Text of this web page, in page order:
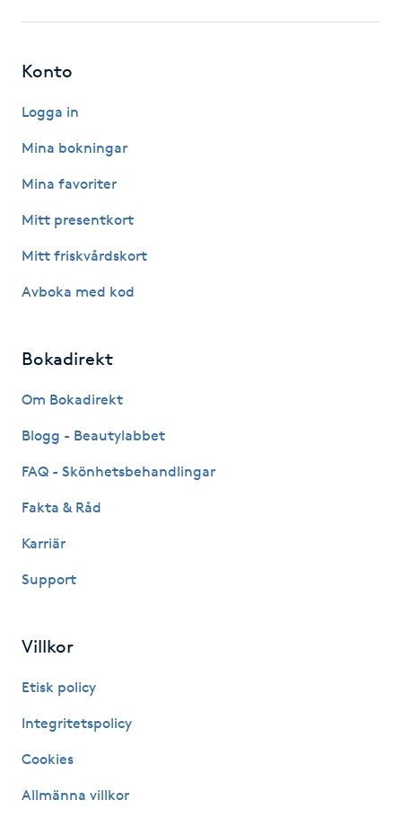
Hudföryngring
Huduppstramning
Hyaluronsyra
Hypnos
Hårborttagning
Hårförlängning
Hälsa
Hälsprickor
Idrottsmassage
Konto
Logga in
Mina bokningar
Mina favoriter
Mitt presentkort
Mitt friskvårdskort
Avboka med kod
Bokadirekt
Om Bokadirekt
Blogg - Beautylabbet
FAQ - Skönhetsbehandlingar
Fakta & Råd
Karriär
Support
Villkor
Etisk policy
Integritetspolicy
Cookies
Allmänna villkor